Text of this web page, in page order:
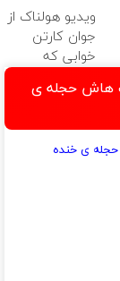
ساخت!
ویدیو هولناک از
جوان کارتن
خوابی که
آموزش رایگان
هاش حجله ی
ی خنده